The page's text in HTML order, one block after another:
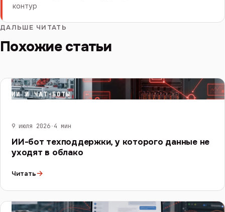
контур
ДАЛЬШЕ ЧИТАТЬ
Похожие статьи
ИИ И ЧАТ-БОТЫ
9 июля 2026·4 мин
ИИ-бот техподдержки, у которого данные не
уходят в облако
Читать→